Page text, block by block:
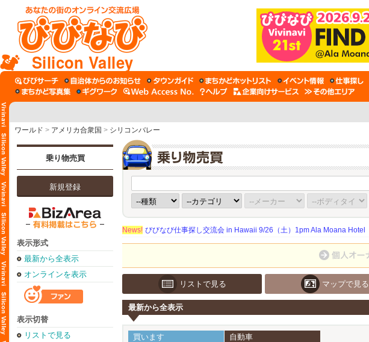
Silicon Valley
ワールド > アメリカ合衆国 > シリコンバレー
乗り物売買
新規登録
表示形式
最新から全表示
オンラインを表示
表示切替
リストで見る
News! びびなび仕事探し交流会 in Hawaii 9/26（土）1pm Ala Moana Hotel
リストで見る マップで見る
最新から全表示
買います 自動車